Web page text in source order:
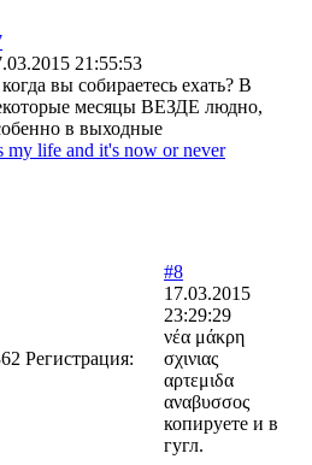
21:55:53
вы собираетесь ехать? В
месяцы ВЕЗДЕ людно,
в выходные
my life and it's now or never
Регистрация:
#8
17.03.2015
23:29:29
νέα μάκρη
σχινιας
αρτεμιδα
αναβυσσος
копируете и в
гугл.